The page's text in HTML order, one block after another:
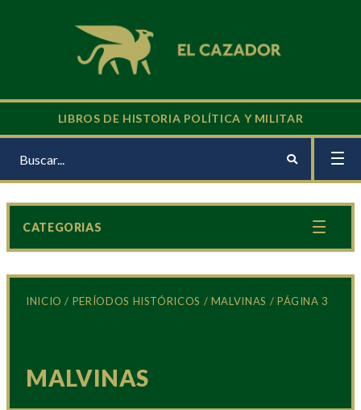
LIBROS DE HISTORIA POLÍTICA Y MILITAR
INICIO / PERÍODOS HISTÓRICOS / MALVINAS / PÁGINA 3
MALVINAS
CATEGORIAS